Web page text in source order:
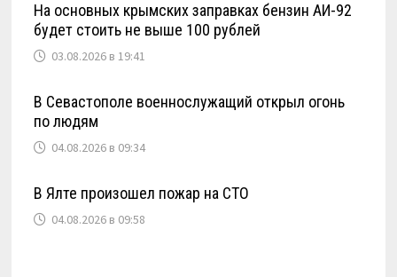
На основных крымских заправках бензин АИ-92
будет стоить не выше 100 рублей
03.08.2026 в 19:41
В Севастополе военнослужащий открыл огонь
по людям
04.08.2026 в 09:34
В Ялте произошел пожар на СТО
04.08.2026 в 09:58